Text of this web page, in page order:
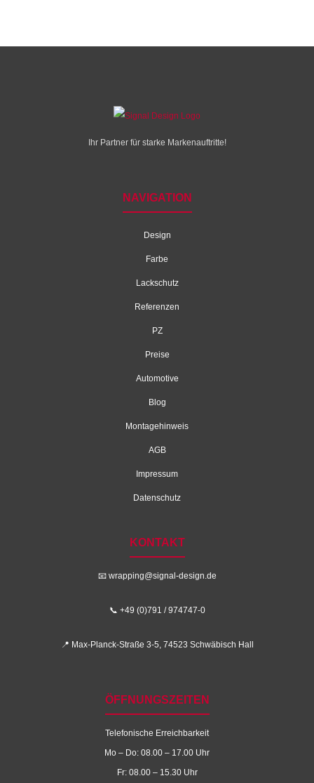
Ihr Partner für starke Markenauftritte!
NAVIGATION
Design
Farbe
Lackschutz
Referenzen
PZ
Preise
Automotive
Blog
Montagehinweis
AGB
Impressum
Datenschutz
KONTAKT
📧 wrapping@signal-design.de
📞 +49 (0)791 / 974747-0
📍 Max-Planck-Straße 3-5, 74523 Schwäbisch Hall
ÖFFNUNGSZEITEN
Telefonische Erreichbarkeit
Mo – Do: 08.00 – 17.00 Uhr
Fr: 08.00 – 15.30 Uhr